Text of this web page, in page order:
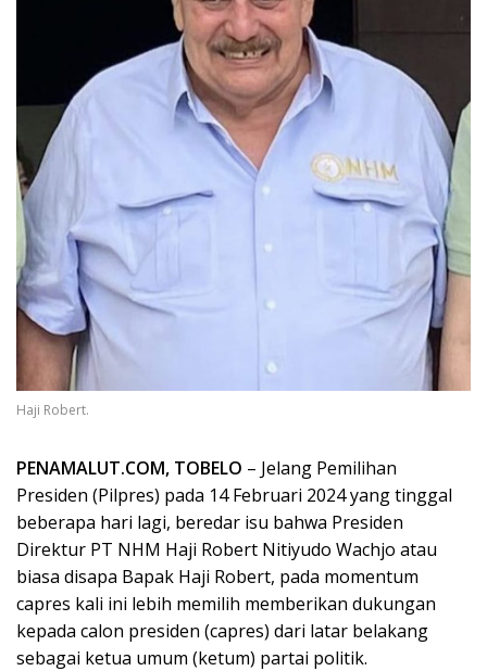
Haji Robert.
PENAMALUT.COM, TOBELO – Jelang Pemilihan
Presiden (Pilpres) pada 14 Februari 2024 yang tinggal
beberapa hari lagi, beredar isu bahwa Presiden
Direktur PT NHM Haji Robert Nitiyudo Wachjo atau
biasa disapa Bapak Haji Robert, pada momentum
capres kali ini lebih memilih memberikan dukungan
kepada calon presiden (capres) dari latar belakang
sebagai ketua umum (ketum) partai politik.